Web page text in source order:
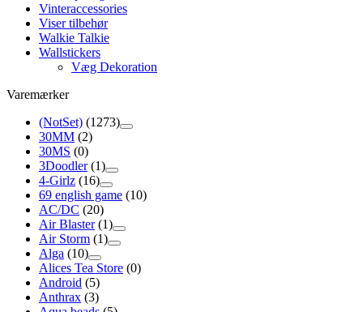
Vinteraccessories
Viser tilbehør
Walkie Talkie
Wallstickers
Væg Dekoration
Varemærker
(NotSet) (1273)
30MM (2)
30MS (0)
3Doodler (1)
4-Girlz (16)
69 english game (10)
AC/DC (20)
Air Blaster (1)
Air Storm (1)
Alga (10)
Alices Tea Store (0)
Android (5)
Anthrax (3)